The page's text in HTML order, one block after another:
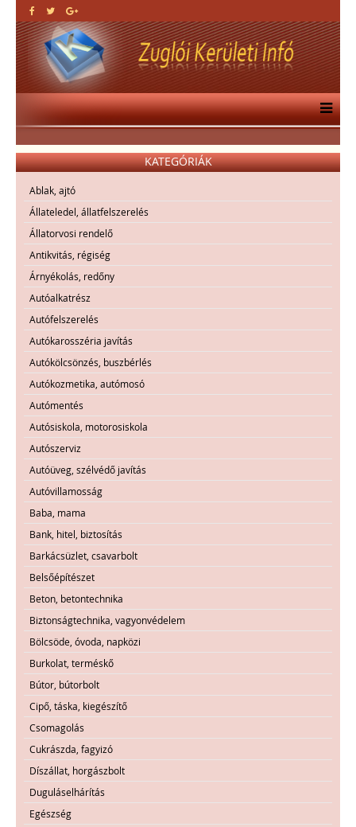
KATEGÓRIÁK
Ablak, ajtó
Állateledel, állatfelszerelés
Állatorvosi rendelő
Antikvitás, régiség
Árnyékolás, redőny
Autóalkatrész
Autófelszerelés
Autókarosszéria javítás
Autókölcsönzés, buszbérlés
Autókozmetika, autómosó
Autómentés
Autósiskola, motorosiskola
Autószerviz
Autóüveg, szélvédő javítás
Autóvillamosság
Baba, mama
Bank, hitel, biztosítás
Barkácsüzlet, csavarbolt
Belsőépítészet
Beton, betontechnika
Biztonságtechnika, vagyonvédelem
Bölcsöde, óvoda, napközi
Burkolat, terméskő
Bútor, bútorbolt
Cipő, táska, kiegészítő
Csomagolás
Cukrászda, fagyizó
Díszállat, horgászbolt
Duguláselhárítás
Egészség